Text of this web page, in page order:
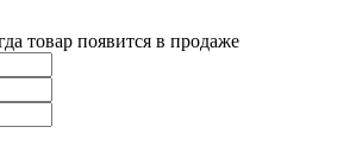
товар появится в продаже